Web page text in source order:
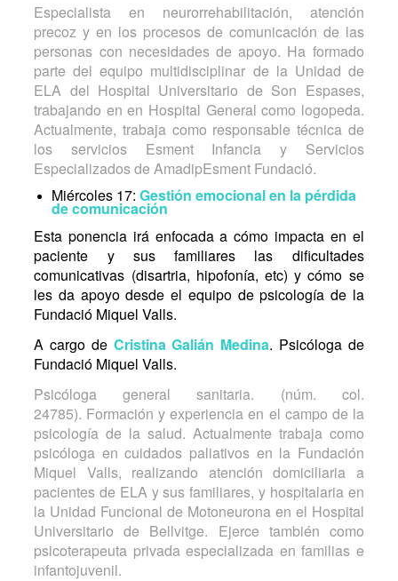
Especialista en neurorrehabilitación, atención
precoz y en los procesos de comunicación de las
personas con necesidades de apoyo. Ha formado
parte del equipo multidisciplinar de la Unidad de
ELA del Hospital Universitario de Son Espases,
trabajando en en Hospital General como logopeda.
Actualmente, trabaja como responsable técnica de
los servicios Esment Infancia y Servicios
Especializados de AmadipEsment Fundació.
Miércoles 17: Gestión emocional en la pérdida
de comunicación
Esta ponencia irá enfocada a cómo impacta en el
paciente y sus familiares las dificultades
comunicativas (disartria, hipofonía, etc) y cómo se
les da apoyo desde el equipo de psicología de la
Fundació Miquel Valls.
A cargo de Cristina Galián Medina. Psicóloga de
Fundació Miquel Valls.
Psicóloga general sanitaria. (núm. col.
24785). Formación y experiencia en el campo de la
psicología de la salud. Actualmente trabaja como
psicóloga en cuidados paliativos en la Fundación
Miquel Valls, realizando atención domiciliaria a
pacientes de ELA y sus familiares, y hospitalaria en
la Unidad Funcional de Motoneurona en el Hospital
Universitario de Bellvitge. Ejerce también como
psicoterapeuta privada especializada en familias e
infantojuvenil.